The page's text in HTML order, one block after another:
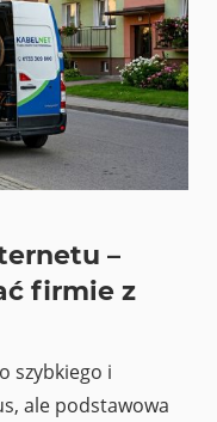
–
firmie z
szybkiego i
ale podstawowa